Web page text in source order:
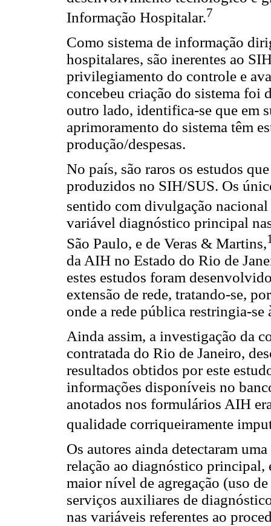
Informação Hospitalar.7
Como sistema de informação
hospitalares, são inerentes ao
privilegiamento do controle e
concebeu criação do sistema foi
outro lado, identifica-se que em
aprimoramento do sistema têm
produção/despesas.
No país, são raros os estudos
produzidos no SIH/SUS. Os
sentido com divulgação
variável diagnóstico principal
São Paulo, e de Veras & Martins,
da AIH no Estado do Rio de
estes estudos foram
extensão de rede, tratando-se,
onde a rede pública restringia-
Ainda assim, a investigação da
contratada do Rio de Janeiro,
resultados obtidos por este
informações disponíveis no
anotados nos formulários AIH
qualidade corriqueiramente
Os autores ainda detectaram
relação ao diagnóstico principal,
maior nível de agregação (uso
serviços auxiliares de
nas variáveis referentes ao